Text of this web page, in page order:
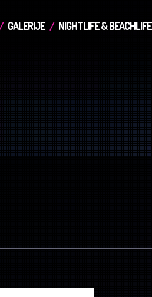
GALERIJE NIGHTLIFE & BEACHLIFE